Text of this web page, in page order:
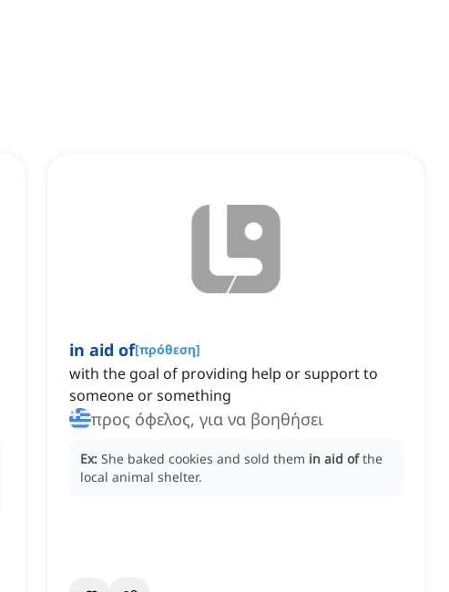
in aid of[πρόθεση]
with the goal of providing help or support to
someone or something
προς όφελος, για να βοηθήσει
Ex: She baked cookies and sold them in aid of the
local animal shelter.